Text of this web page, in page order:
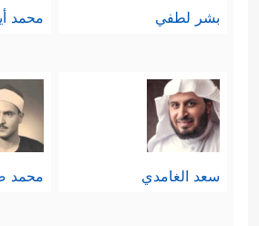
بشر لطفي محمد
سعد الغامدي محمد